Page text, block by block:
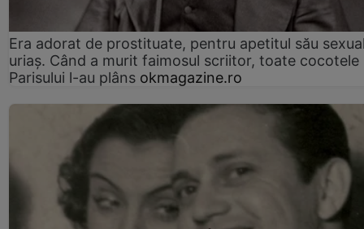
Era adorat de prostituate, pentru apetitul său
uriaș. Când a murit faimosul scriitor, toate cocotele
Parisului l-au plâns okmagazine.ro